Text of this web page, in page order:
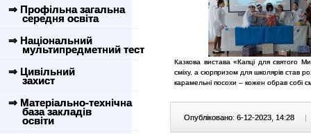
⇒ Профільна загальна
середня освіта
⇒ Національний
мультипредметний тест
⇒ Цивільний
захист
⇒ Матеріально-технічна
база закладів
освіти
Казкова вистава «Капці для святого
сміху, а сюрпризом для школярів став
карамельні посохи – кожен обрав собі
Опубліковано: 6-12-2023, 14:28 |